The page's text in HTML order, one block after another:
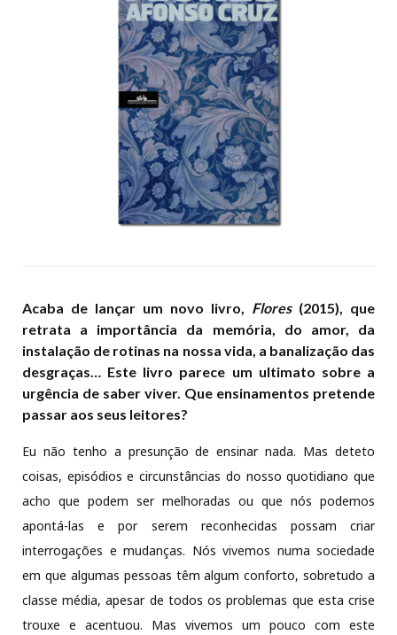
Acaba de lançar um novo livro, Flores(2015), que
retrata a importância da memória, do amor, da
instalação de rotinas na nossa vida, a banalização das
desgraças… Este livro parece um ultimato sobre a
urgência de saber viver. Que ensinamentos pretende
passar aos seus leitores?
Eu não tenho a presunção de ensinar nada. Mas deteto
coisas, episódios e circunstâncias do nosso quotidiano que
acho que podem ser melhoradas ou que nós podemos
apontá-las e por serem reconhecidas possam criar
interrogações e mudanças. Nós vivemos numa sociedade
em que algumas pessoas têm algum conforto, sobretudo a
classe média, apesar de todos os problemas que esta crise
trouxe e acentuou. Mas vivemos um pouco com este